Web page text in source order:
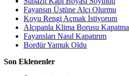
Fayansın Üstüne Alçı Olurmu
Koyu Rengi Açmak İstiyorum
Alçıpanla Klima Borusu Kapatma
Fayansları Nasıl Kapatırım
Bordür Yamuk Oldu
Son Eklenenler